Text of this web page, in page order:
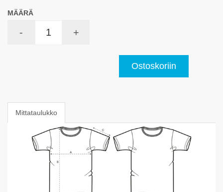
MÄÄRÄ
- +
Ostoskoriin
Mittataulukko